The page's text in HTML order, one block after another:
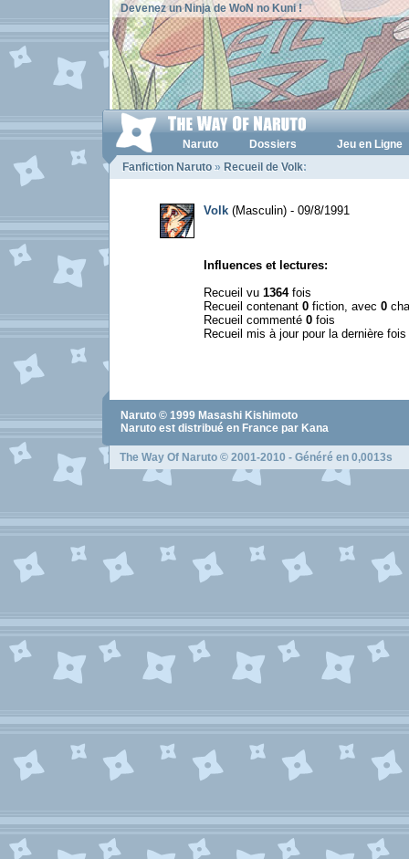
Devenez un Ninja de WoN no Kuni !
Naruto Dossiers
Jeu en Ligne
Fanfiction Naruto » Recueil de Volk:
Volk (Masculin) - 09/8/1991
Influences et lectures:
Recueil vu 1364fois
Recueil contenant 0 fiction, avec 0
Recueil commenté 0 fois
Recueil mis à jour pour la dernière
Naruto © 1999 Masashi Kishimoto
Naruto est distribué en France par Kana
The Way Of Naruto © 2001-2010 - Généré en 0,0013s